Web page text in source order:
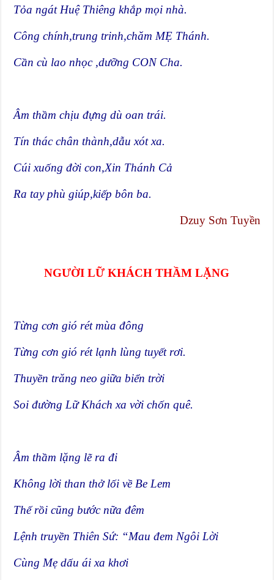
Tỏa ngát Huệ Thiêng khắp mọi nhà.
Công chính,trung trinh,chăm MẸ Thánh.
Cần cù lao nhọc ,dưỡng CON Cha.
Âm thầm chịu đựng dù oan trái.
Tín thác chân thành,dẫu xót xa.
Cúi xuống đời con,Xin Thánh Cả
Ra tay phù giúp,kiếp bôn ba.
Dzuy Sơn Tuyền
NGƯỜI LỮ KHÁCH THẦM LẶNG
Từng cơn gió rét mùa đông
Từng cơn gió rét lạnh lùng tuyết rơi.
Thuyền trăng neo giữa biển trời
Soi đường Lữ Khách xa vời chốn quê.
Âm thầm lặng lẽ ra đi
Không lời than thở lối về Be Lem
Thế rồi cũng bước nữa đêm
Lệnh truyền Thiên Sứ: “Mau đem Ngôi Lời
Cùng Mẹ dấu ái xa khơi